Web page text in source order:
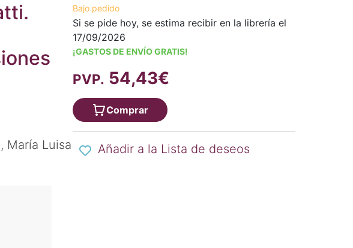
María Luisa
Bajo pedido
Si se pide hoy, se estima recibir en la librería el
17/09/2026
¡GASTOS DE ENVÍO GRATIS!
PVP. 54,43€
Comprar
Añadir a la Lista de deseos